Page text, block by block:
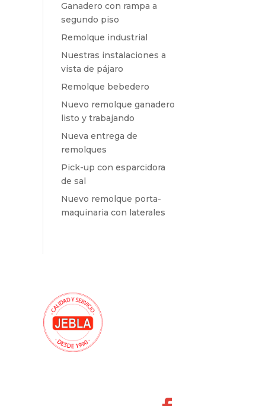
Ganadero con rampa a
segundo piso
Remolque industrial
Nuestras instalaciones a
vista de pájaro
Remolque bebedero
Nuevo remolque ganadero
listo y trabajando
Nueva entrega de
remolques
Pick-up con esparcidora
de sal
Nuevo remolque porta-
maquinaria con laterales